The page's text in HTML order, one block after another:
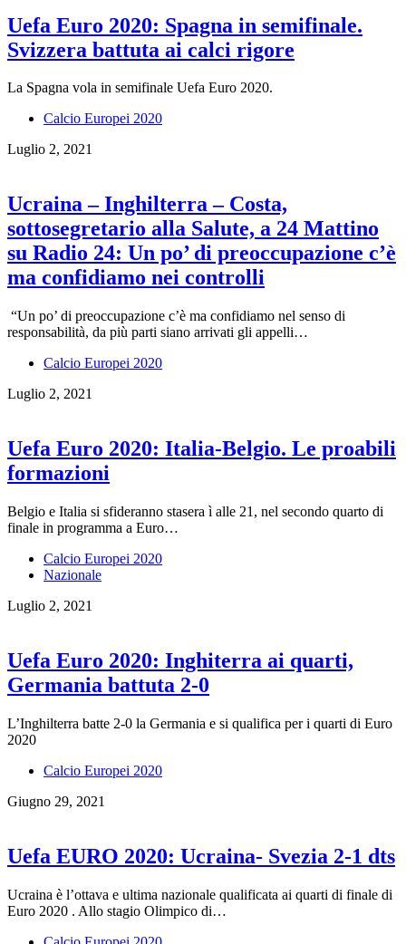
Uefa Euro 2020: Spagna in semifinale.
Svizzera battuta ai calci rigore
La Spagna vola in semifinale Uefa Euro 2020.
Calcio Europei 2020
Luglio 2, 2021
Ucraina – Inghilterra – Costa,
sottosegretario alla Salute, a 24 Mattino
su Radio 24: Un po’ di preoccupazione c’è
ma confidiamo nei controlli
“Un po’ di preoccupazione c’è ma confidiamo nel senso di
responsabilità, da più parti siano arrivati gli appelli…
Calcio Europei 2020
Luglio 2, 2021
Uefa Euro 2020: Italia-Belgio. Le proabili
formazioni
Belgio e Italia si sfideranno stasera ì alle 21, nel secondo quarto di
finale in programma a Euro…
Calcio Europei 2020
Nazionale
Luglio 2, 2021
Uefa Euro 2020: Inghiterra ai quarti,
Germania battuta 2-0
L’Inghilterra batte 2-0 la Germania e si qualifica per i quarti di Euro
2020
Calcio Europei 2020
Giugno 29, 2021
Uefa EURO 2020: Ucraina- Svezia 2-1 dts
Ucraina è l’ottava e ultima nazionale qualificata ai quarti di finale di
Euro 2020 . Allo stagio Olimpico di…